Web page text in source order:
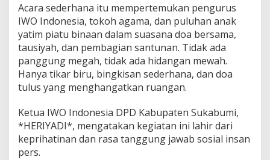
A
n
a
k
Y
a
t
i
Acara sederhana itu mempertemukan pengurus
IWO Indonesia, tokoh agama, dan puluhan anak
yatim piatu binaan dalam suasana doa bersama,
tausiyah, dan pembagian santunan. Tidak ada
panggung megah, tidak ada hidangan mewah.
Hanya tikar biru, bingkisan sederhana, dan doa
tulus yang menghangatkan ruangan.
Ketua IWO Indonesia DPD Kabupaten Sukabumi,
*HERIYADI*, mengatakan kegiatan ini lahir dari
keprihatinan dan rasa tanggung jawab sosial insan
pers.